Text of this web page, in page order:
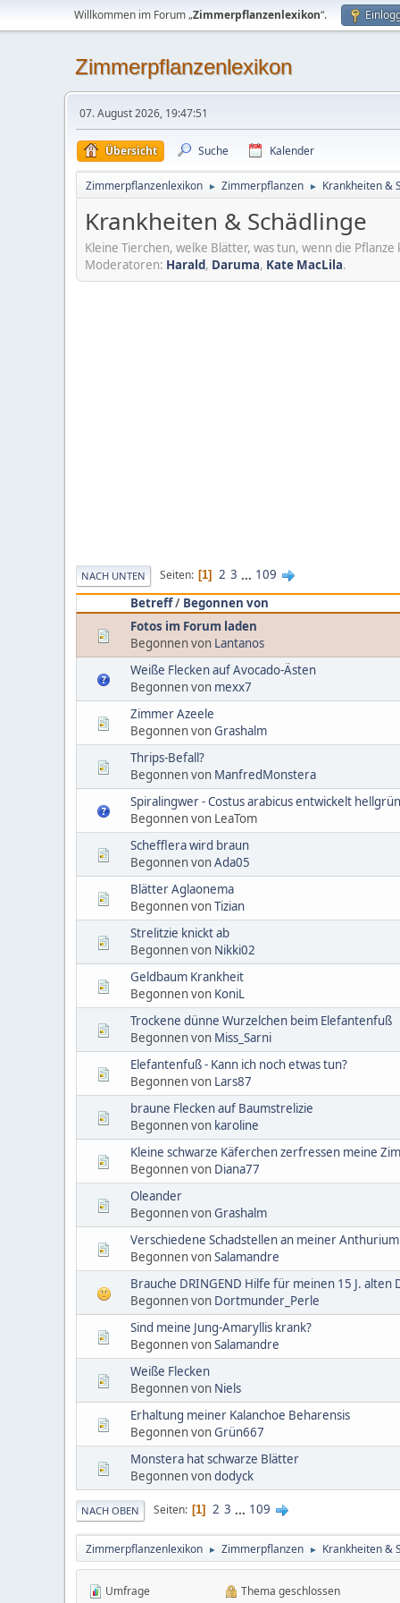
Willkommen im Forum „Zimmerpflanzenlexikon“.
Zimmerpflanzenlexikon
07. August 2026, 19:47:51
Übersicht Suche Kalender
Zimmerpflanzenlexikon ► Zimmerpflanzen ► Krankheiten &
Krankheiten & Schädlinge
Kleine Tierchen, welke Blätter, was tun, wenn die
Moderatoren: Harald, Daruma, Kate MacLila.
NACH UNTEN Seiten 1 2 3 ... 109
Betreff/ Begonnen von
Fotos im Forum laden
Begonnen von Lantanos
Weiße Flecken auf Avocado-Ästen
Begonnen von mexx7
Zimmer Azeele
Begonnen vonGrashalm
Thrips-Befall?
Begonnen von ManfredMonstera
Spiralingwer - Costus arabicus entwickelt
Begonnen von LeaTom
Schefflera wird braun
Begonnen vonAda05
Blätter Aglaonema
Begonnen vonTizian
Strelitzie knickt ab
Begonnen von Nikki02
Geldbaum Krankheit
Begonnen von KoniL
Trockene dünne Wurzelchen beim Elefantenfuß
Begonnen von Miss_Sarni
Elefantenfuß - Kann ich noch etwas tun?
Begonnen von Lars87
braune Flecken auf Baumstrelizie
Begonnen von karoline
Kleine schwarze Käferchen zerfressen meine
Begonnen von Diana77
Oleander
Begonnen vonGrashalm
Verschiedene Schadstellen an meiner Anthurium
Begonnen vonSalamandre
Brauche DRINGEND Hilfe für meinen 15 J. alten
Begonnen von Dortmunder_Perle
Sind meine Jung-Amaryllis krank?
Begonnen vonSalamandre
Weiße Flecken
Begonnen von Niels
Erhaltung meiner Kalanchoe Beharensis
Begonnen vonGrün667
Monstera hat schwarze Blätter
Begonnen vondodyck
NACH OBEN Seiten 1 2 3 ... 109
Zimmerpflanzenlexikon ► Zimmerpflanzen ► Krankheiten &
Umfrage Thema geschlossen